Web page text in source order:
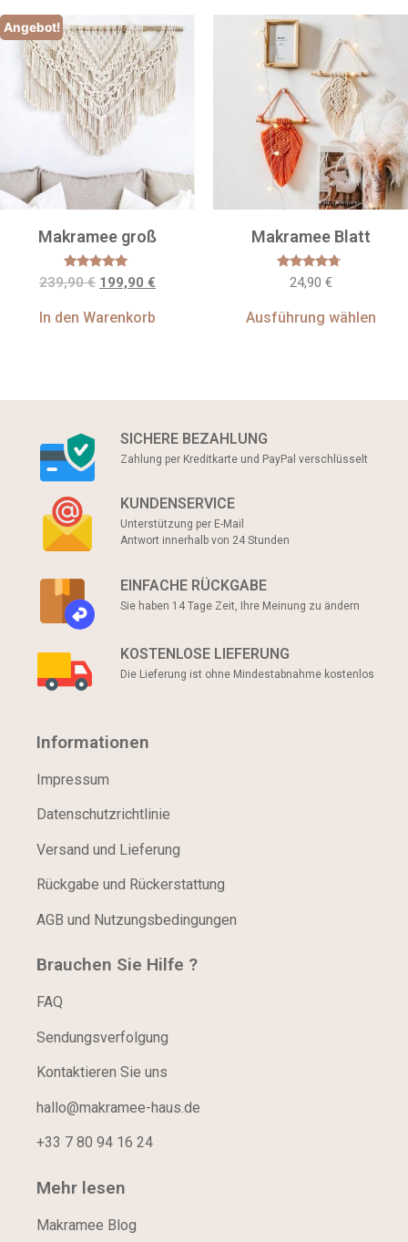
Angebot!
Makramee groß
Bewertet
mit
von 5
239,90€ 199,90 €
In den Warenkorb
Makramee Blatt
Bewertet
mit
von 5
24,90 €
Ausführung wählen
SICHERE BEZAHLUNG
Zahlung per Kreditkarte und PayPal verschlüsselt
KUNDENSERVICE
Unterstützung per E-Mail
Antwort innerhalb von 24 Stunden
EINFACHE RÜCKGABE
Sie haben 14 Tage Zeit, Ihre Meinung zu ändern
KOSTENLOSE LIEFERUNG
Die Lieferung ist ohne Mindestabnahme kostenlos
Informationen
Impressum
Datenschutzrichtlinie
Versand und Lieferung
Rückgabe und Rückerstattung
AGB und Nutzungsbedingungen
Brauchen Sie Hilfe ?
FAQ
Sendungsverfolgung
Kontaktieren Sie uns
hallo@makramee-haus.de
+33 7 80 94 16 24
Mehr lesen
Makramee Blog